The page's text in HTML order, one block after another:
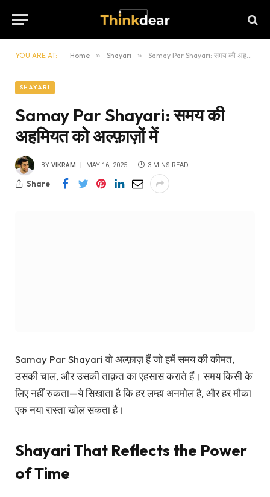
YOU ARE AT: Home » Shayari » Samay Par Shayari: समय की अहमियत को अल्फ़ाज़ों में
SHAYARI
Samay Par Shayari: समय की
अहमियत को अल्फ़ाज़ों में
BY VIKRAM MAY 16, 2025 3 MINS READ
Share
Samay Par Shayariवो अल्फ़ाज़ हैं जो हमें समय की कीमत,
उसकी चाल, और उसकी ताक़त का एहसास कराते हैं। समय किसी के
लिए नहीं रुकता—ये सिखाता है कि हर लम्हा अनमोल है, और हर मौका
एक नया रास्ता खोल सकता है।
Shayari That Reflects the Power
of Time